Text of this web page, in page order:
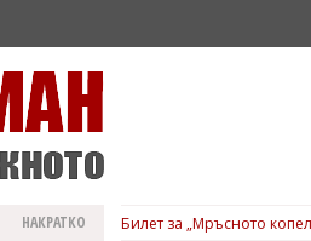
НАКРАТКО Билет за „Мръсното